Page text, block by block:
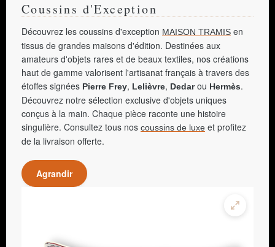
Coussins d'Exception
Découvrez les coussins d'exception MAISON TRAMIS en
tissus de grandes maisons d'édition. Destinées aux
amateurs d'objets rares et de beaux textiles, nos créations
haut de gamme valorisent l'artisanat français à travers des
étoffes signées Pierre Frey, Lelièvre, Dedarou Hermès.
Découvrez notre sélection exclusive d'objets uniques
conçus à la main. Chaque pièce raconte une histoire
singulière. Consultez tous nos coussins de luxe et profitez
de la livraison offerte.
Agrandir